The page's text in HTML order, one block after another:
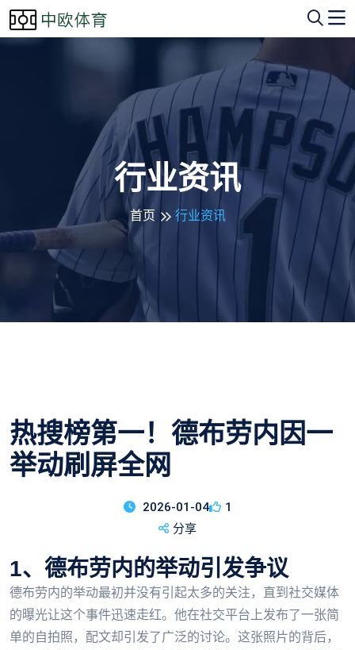
行业资讯
首页 行业资讯
热搜榜第一！德布劳内因一
举动刷屏全网
2026-01-04
1
分享
1、德布劳内的举动引发争议
德布劳内的举动最初并没有引起太多的关注，直到社交媒体
的曝光让这个事件迅速走红。他在社交平台上发布了一张简
单的自拍照，配文却引发了广泛的讨论。这张照片的背后，